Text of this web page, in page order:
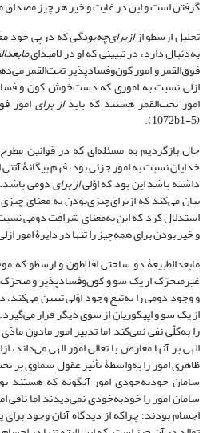
گرفتن است و این در غایت و خیر هر چیز مصداق
تحلیل ارسطو ازازبرای‌چه‌بودگیکه در پی خود
به‌دنبال دارد، در تبیینی که او در لامبدای
فوق‌القمر و امور کون‌و‌فسادپذیرِ تحت‌القمر
ازلی نسبت به اموری که دست‌خوش کون و
امور تحت‌القمر هستند که بایداز برایامور
(1072b1-5).
حال بازگردیم به مسئله‌ای که در قوانین
خدایان نسبت به امور جزئی بود، فهم بیگانۀ
داشته باشد این بود که اوّلیاز برایدومی
بیان می‌کند که ازبرای‌چیزی‌بودن به معنای
استدلال کرد که این به‌معنای شرافت دومی
و خیر بودن برای همه‌چیز را تنها در دایرۀ امور
مابعدالطبیعۀ دو ساحتی افلاطون و ارسطو که
غیرمتحرّک از یک سو و کون‌وفسادپذیر و
و وجود دومی را به‌تبع وجود اوّلی تبیین می‌کند،
از یک سو و اپیکوریان از سوی دیگر قرار
را به‌کلّی نفی نمی‌کند اما تدبیر امور مادون
الهی بر آنها معارض با تعالی امور الهی
ظاهری امور را به‌واسطۀ تأثیر عقول سماوی بر
سامان خودبه‌خودی امور آنگونه که هستند
سامان امور را خودبه‌خودی نمی‌دیدند اما نافی
اجسام بودند؛ چراکه از دیدگاه آنان وجود برای